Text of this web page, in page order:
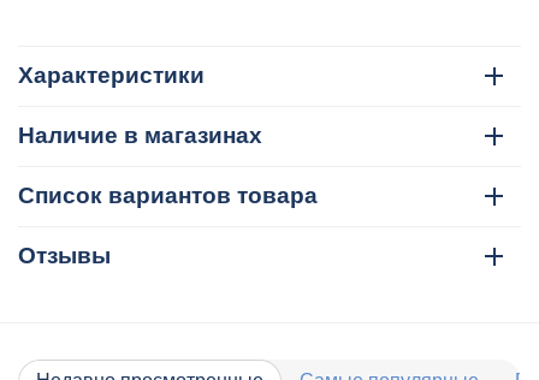
Характеристики
Наличие в магазинах
Список вариантов товара
Отзывы